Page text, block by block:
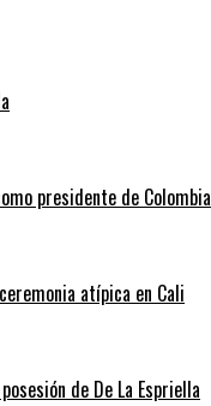
presidente de Colombia
atípica en Cali
de De La Espriella